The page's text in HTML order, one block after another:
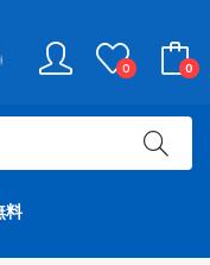
0 0
料